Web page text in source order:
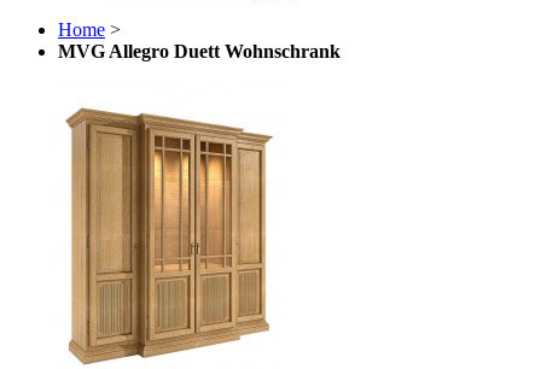
Home >
MVG Allegro Duett Wohnschrank